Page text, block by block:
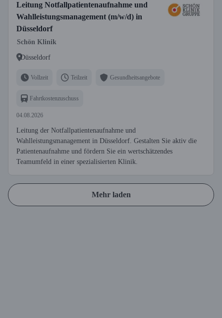
Leitung Notfallpatientenaufnahme und
Wahlleistungsmanagement (m/w/d) in
Düsseldorf
Schön Klinik
Düsseldorf
Vollzeit Teilzeit Gesundheitsangebote
Fahrtkostenzuschuss
04.08.2026
Leitung der Notfallpatientenaufnahme und
Wahlleistungsmanagement in Düsseldorf. Gestalten Sie aktiv die
Patientenaufnahme und fördern Sie ein wertschätzendes
Teamumfeld in einer spezialisierten Klinik.
Mehr laden